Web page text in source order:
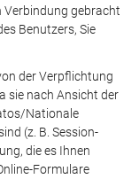
Verbindung gebracht
Benutzers, Sie
der Verpflichtung
sie nach Ansicht der
Nationale
(z. B. Session-
die es Ihnen
Formulare